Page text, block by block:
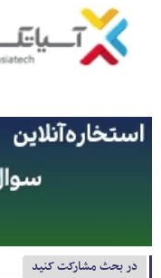
در بحث مشارکت کنید